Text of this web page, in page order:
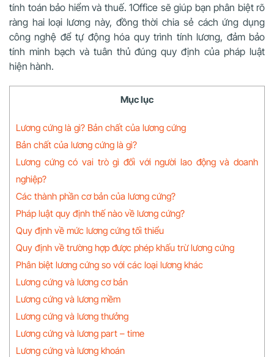
tính toán bảo hiểm và thuế. 1Office sẽ giúp bạn phân biệt rõ
ràng hai loại lương này, đồng thời chia sẻ cách ứng dụng
công nghệ để tự động hóa quy trình tính lương, đảm bảo
tính minh bạch và tuân thủ đúng quy định của pháp luật
hiện hành.
Mục lục
Lương cứng là gì? Bản chất của lương cứng
Bản chất của lương cứng là gì?
Lương cứng có vai trò gì đối với người lao động và doanh
nghiệp?
Các thành phần cơ bản của lương cứng?
Pháp luật quy định thế nào về lương cứng?
Quy định về mức lương cứng tối thiểu
Quy định về trường hợp được phép khấu trừ lương cứng
Phân biệt lương cứng so với các loại lương khác
Lương cứng và lương cơ bản
Lương cứng và lương mềm
Lương cứng và lương thưởng
Lương cứng và lương part – time
Lương cứng và lương khoán